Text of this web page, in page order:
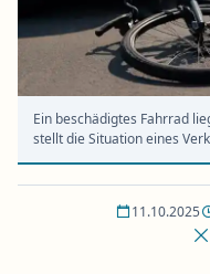
Ein beschädigtes Fahrrad
stellt die Situation eines
11.10.2025